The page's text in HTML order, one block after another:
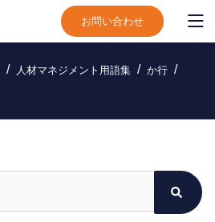
お問い合わせ
人材マネジメント用語集
か行